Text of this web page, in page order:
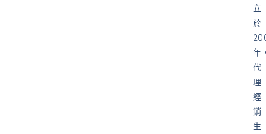
立
於
年
代
理
經
銷
生